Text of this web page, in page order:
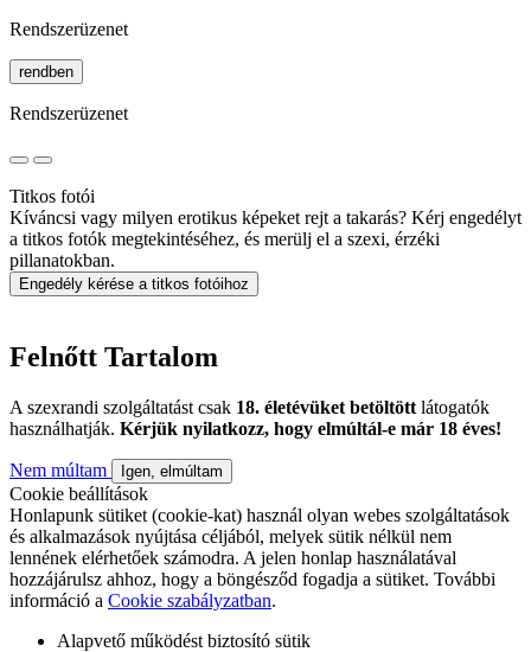
Rendszerüzenet
rendben
Rendszerüzenet
Titkos fotói
Kíváncsi vagy milyen erotikus képeket rejt a takarás? Kérj engedélyt
a titkos fotók megtekintéséhez, és merülj el a szexi, érzéki
pillanatokban.
Engedély kérése a titkos fotóihoz
Felnőtt Tartalom
A szexrandi szolgáltatást csak 18. életévüket betöltött látogatók
használhatják. Kérjük nyilatkozz, hogy elmúltál-e már 18 éves!
Nem múltam Igen, elmúltam
Cookie beállítások
Honlapunk sütiket (cookie-kat) használ olyan webes szolgáltatások
és alkalmazások nyújtása céljából, melyek sütik nélkül nem
lennének elérhetőek számodra. A jelen honlap használatával
hozzájárulsz ahhoz, hogy a böngésződ fogadja a sütiket. További
információ a Cookie szabályzatban.
Alapvető működést biztosító sütik